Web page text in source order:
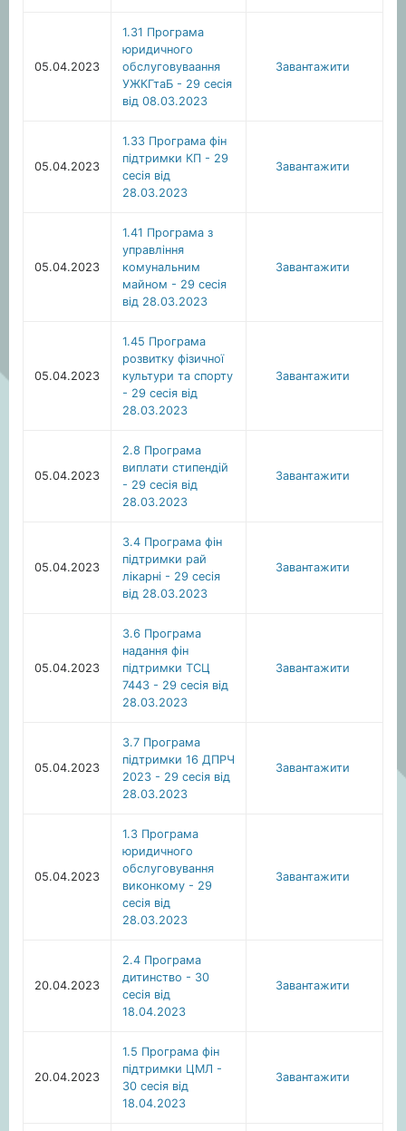
05.04.2023
1.31 Програма
юридичного
обслуговуваання
УЖКГтаБ - 29 сесія
від 08.03.2023
Завантажити
05.04.2023
1.33 Програма фін
підтримки КП - 29
сесія від
28.03.2023
Завантажити
05.04.2023
1.41 Програма з
управління
комунальним
майном - 29 сесія
від 28.03.2023
Завантажити
05.04.2023
1.45 Програма
розвитку фізичної
культури та спорту
- 29 сесія від
28.03.2023
Завантажити
05.04.2023
2.8 Програма
виплати стипендій
- 29 сесія від
28.03.2023
Завантажити
05.04.2023
3.4 Програма фін
підтримки рай
лікарні - 29 сесія
від 28.03.2023
Завантажити
05.04.2023
3.6 Програма
надання фін
підтримки ТСЦ
7443 - 29 сесія від
28.03.2023
Завантажити
05.04.2023
3.7 Програма
підтримки 16 ДПРЧ
2023 - 29 сесія від
28.03.2023
Завантажити
05.04.2023
1.3 Програма
юридичного
обслуговування
виконкому - 29
сесія від
28.03.2023
Завантажити
20.04.2023
2.4 Програма
дитинство - 30
сесія від
18.04.2023
Завантажити
20.04.2023
1.5 Програма фін
підтримки ЦМЛ -
30 сесія від
18.04.2023
Завантажити